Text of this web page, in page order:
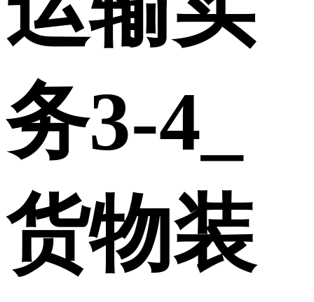
务3-4_
货物装